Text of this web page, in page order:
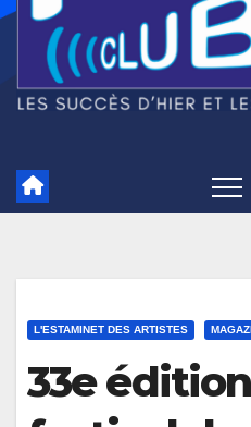
L'ESTAMINET DES ARTISTES
33e